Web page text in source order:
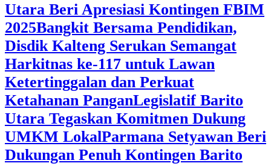
Utara Beri Apresiasi Kontingen FBIM
2025‎Bangkit Bersama Pendidikan,
Disdik Kalteng Serukan Semangat
Harkitnas ke-117 untuk Lawan
Ketertinggalan dan Perkuat
Ketahanan PanganLegislatif Barito
Utara Tegaskan Komitmen Dukung
UMKM LokalParmana Setyawan Beri
Dukungan Penuh Kontingen Barito